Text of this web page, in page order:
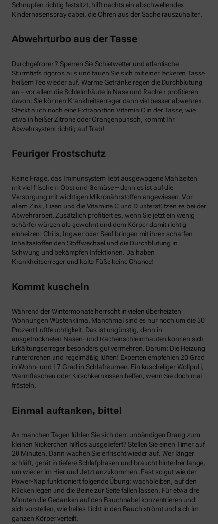
Schnupfen richtig festsitzt, hilft nachts ein abschwellendes
Kindernasenspray dabei, die Ohren aus der Sache rauszuhalten.
Abwehrturbo aus der Tasse
Durchgefroren? Sperren Sie Schietwetter und atlantische
Sturmtiefs rigoros aus und tauen Sie sich mit einer leckeren Tasse
heißem Tee wieder auf. Warme Getränke regen die Durchblutung
an – vor allem die Schleimhäute in Nase und Rachen profitieren
davon: Sie können Krankheitserreger dann viel besser abwehren.
Steckt auch noch eine Extraportion Vitamin C in der Tasse, wie
etwa in heißer Zitrone oder Orangenpunsch, kommt Ihr
Abwehrsystem richtig auf Trab!
Feuriger Frostschutz
Keine Frage, das Immunsystem liebt ausgewogene Mahlzeiten
mit viel frischem Obst und Gemüse – denn es ist auf die
Versorgung mit wichtigen Mikronährstoffen angewiesen. Vor
allem Zink, Eisen und die Vitamine C und D unterstützen es bei der
Abwehrarbeit. Zusätzlich profitiert es, wenn Sie jetzt ein wenig
schärfer würzen als gewohnt und dem Körper damit richtig
einheizen: Chilis, Ingwer oder Senf bringen mit ihren scharfen
Inhaltsstoffen den Stoffwechsel und die Durchblutung in
Schwung und bekämpfen Infektionen. Da haben
Krankheitserreger und kalte Füße keine Chance!
Kommt kuscheln
Während der Wintermonate herrscht in vielen überheizten
Wohnungen Wüstenklima. Manchmal sind es nur noch um die 30
Prozent Luftfeuchtigkeit. Das ist ungünstig, denn in
ausgetrockneten Nasen- und Rachenschleimhäuten können sich
Erkältungserreger besonders gut vermehren. Darum: Die Heizung
runterdrehen und regelmäßig lüften! Experten empfehlen 20 Grad
in Wohn- und 17 Grad in Schlafräumen. Ein kuscheliger Wollpulli,
Wärmflaschen oder Kirschkernkissen helfen, wenn Sie doch mal
frösteln.
Einmal auftanken, bitte!
An manchen Tagen fühlen Sie sich dem unbändigen Drang zum
kleinen Nickerchen hilflos ausgeliefert? Stellen Sie einen Timer auf
20 Minuten. Dann wachen Sie erfrischt wieder auf. Wer länger
schläft, gerät in tiefere Schlafphasen und braucht hinterher lange,
um wieder im Hier und Jetzt anzukommen. Fast so gut wie der
Power-Nap funktioniert folgende Übung: wachbleiben, auf den
Rücken legen und die Beine zur Seite fallen lassen. Für etwa drei
Minuten die Gedanken auf den Bauchnabel konzentrieren und
sich vorstellen, wie helles Licht in den Bauch strömt und sich im
ganzen Körper verteilt.